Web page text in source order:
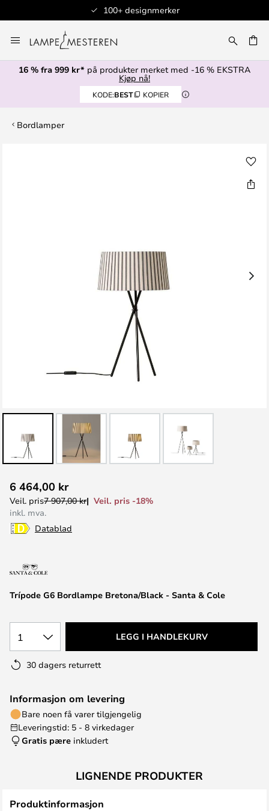
100+ designmerker
til
innhold
16 % fra 999 kr* på produkter merket med -16 % EKSTRA
Kjøp nå!
KODE:BEST KOPIER
Bordlamper
til
begynnelsen
av
bildegalleri
Trípode G6 Bordlampe Bretona/Black - Santa & Cole
6 464,00 kr
Veil. pris7 907,00 kr
Veil. pris -18%
inkl. mva.
Datablad
1 LEGG I HANDLEKURV
30 dagers returrett
Informasjon om levering
Bare noen få varer tilgjengelig
Leveringstid: 5 - 8 virkedager
Gratis pære inkludert
LIGNENDE PRODUKTER
Produktinformasjon